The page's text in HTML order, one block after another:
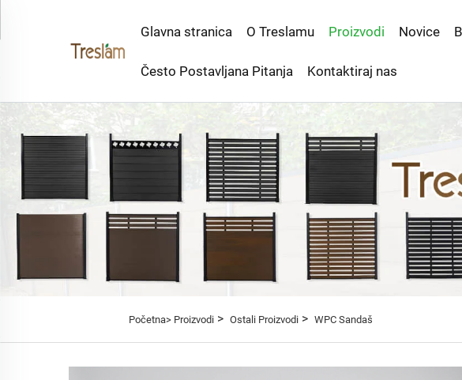
Glavna stranica O Treslamu Proizvodi Novice
Često Postavljana Pitanja Kontaktiraj nas
Početna> Proizvodi> Ostali Proizvodi> WPC Sandaš